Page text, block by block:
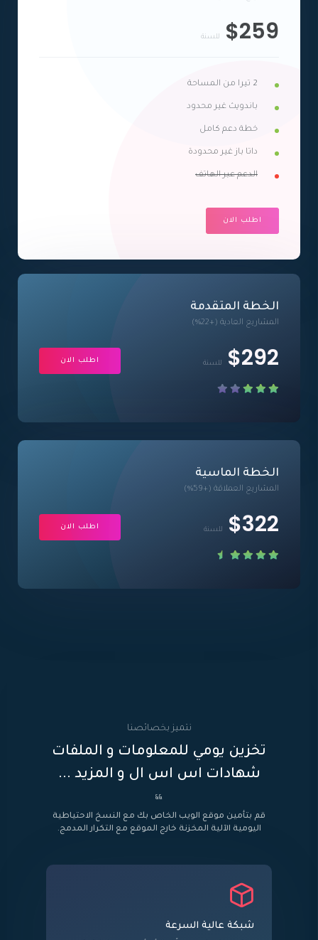
$259 للسنة
2 تيرا من المساحة
باندويث غير محدود
خطة دعم كامل
داتا باز غير محدودة
الدعم عبر الهاتف
اطلب الان
الخطة المتقدمة
المشاريع العادية (+22%)
$292 للسنة اطلب الان
الخطة الماسية
المشاريع العملاقة (+59%)
$322 للسنة اطلب الان
نتميز بخصائصنا
تخزين يومي للمعلومات و الملفات
شهادات اس اس ال و المزيد ...
&&
قم بتأمين موقع الويب الخاص بك مع النسخ الاحتياطية
اليومية الآلية المخزنة خارج الموقع مع التكرار المدمج.
شبكة عالية السرعة